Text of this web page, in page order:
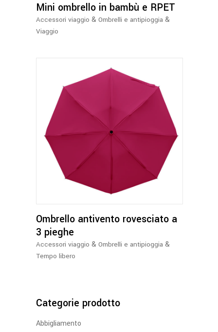
possono
essere
prodotto
Mini ombrello in bambù e RPET
Accessori viaggio & Ombrelli e antipioggia &
Viaggio
Questo
prodotto
varianti.
Le
opzioni
possono
scelte
Ombrello antivento rovesciato a
3 pieghe
Accessori viaggio & Ombrelli e antipioggia &
Tempo libero
Categorie prodotto
Abbigliamento